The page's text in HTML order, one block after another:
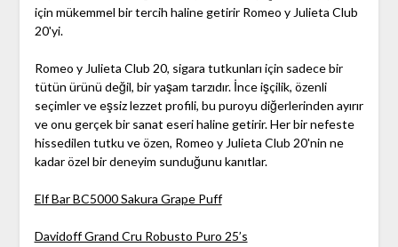
için mükemmel bir tercih haline getirir Romeo y Julieta Club
20'yi.
Romeo y Julieta Club 20, sigara tutkunları için sadece bir
tütün ürünü değil, bir yaşam tarzıdır. İnce işçilik, özenli
seçimler ve eşsiz lezzet profili, bu puroyu diğerlerinden ayırır
ve onu gerçek bir sanat eseri haline getirir. Her bir nefeste
hissedilen tutku ve özen, Romeo y Julieta Club 20'nin ne
kadar özel bir deneyim sunduğunu kanıtlar.
Elf Bar BC5000 Sakura Grape Puff
Davidoff Grand Cru Robusto Puro 25’s